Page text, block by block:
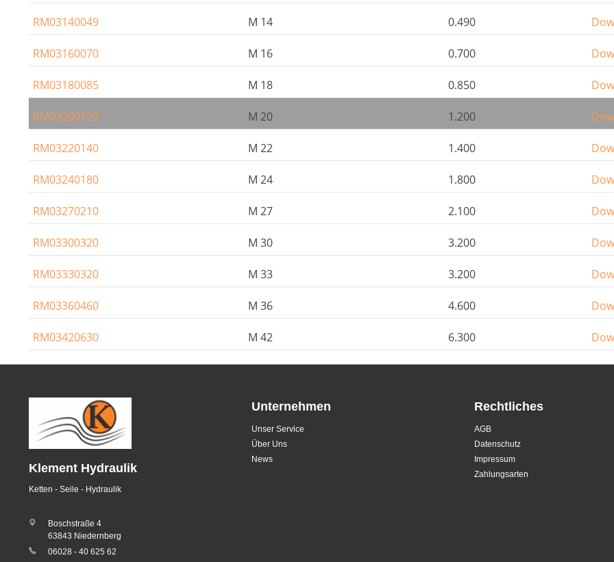
RM03140049 M 14 0.490
RM03160070 M 16 0.700
RM03180085 M 18 0.850
RM03200120 M 20 1.200
RM03220140 M 22 1.400
RM03240180 M 24 1.800
RM03270210 M 27 2.100
RM03300320 M 30 3.200
RM03330320 M 33 3.200
RM03360460 M 36 4.600
RM03420630 M 42 6.300
Klement Hydraulik
Ketten - Seile - Hydraulik
Boschstraße 4
63843 Niedernberg
06028 - 40 625 62
Unternehmen
Unser Service
Über Uns
News
Rechtliches
AGB
Datenschutz
Impressum
Zahlungsarten